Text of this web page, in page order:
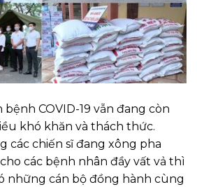
COVID-19 vẫn đang còn
khó khăn và thách thức.
các chiến sĩ đang xông pha
các bệnh nhân đầy vất vả thì
những cán bộ đồng hành cùng